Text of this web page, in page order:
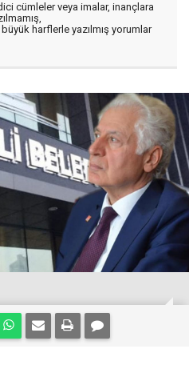
cümleler veya imalar, inançlara
harflerle yazılmış yorumlar